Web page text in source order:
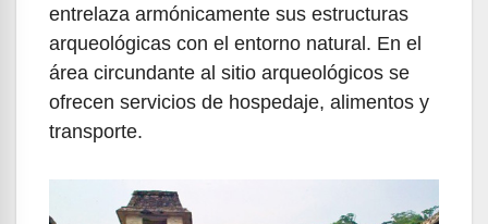
entrelaza armónicamente sus estructuras
arqueológicas con el entorno natural. En el
área circundante al sitio arqueológicos se
ofrecen servicios de hospedaje, alimentos y
transporte.